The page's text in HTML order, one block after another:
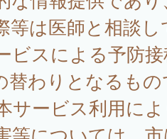
は医師と相談し
ビスによる予防
替わりとなるもの
サービス利用に